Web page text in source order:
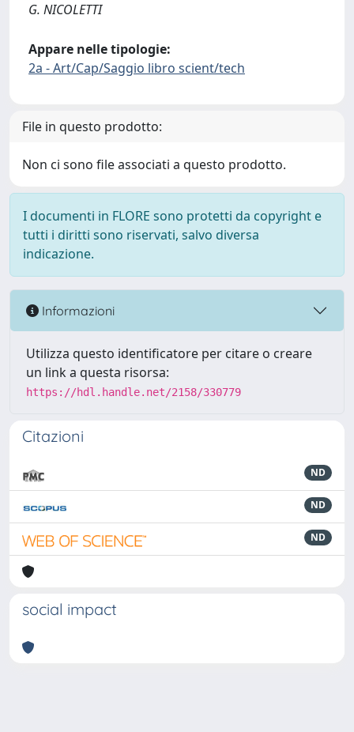
G. NICOLETTI
Appare nelle tipologie:
2a - Art/Cap/Saggio libro scient/tech
File in questo prodotto:
Non ci sono file associati a questo prodotto.
I documenti in FLORE sono protetti da copyright e
tutti i diritti sono riservati, salvo diversa
indicazione.
Informazioni
Utilizza questo identificatore per citare o creare
un link a questa risorsa:
https://hdl.handle.net/2158/330779
Citazioni
ND
ND
ND
social impact